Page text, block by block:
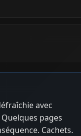
avec
pages
Cachets.